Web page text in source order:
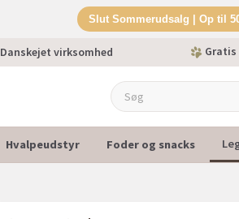
Slut Sommerudsalg | Op til
Danskejet virksomhed Gratis
Hvalpeudstyr Foder og snacks